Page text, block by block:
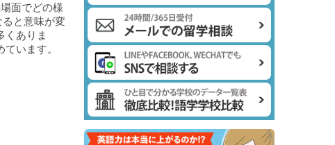
面でどの様
と意味が変
くありま
います。